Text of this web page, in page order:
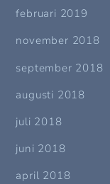
februari 2019
november 2018
september 2018
augusti 2018
juli 2018
juni 2018
april 2018